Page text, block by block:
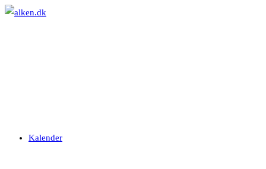
Skip
Kalender